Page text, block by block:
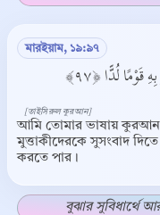
মারইয়াম, ১৯:৯৭
لُدًّا ﴿٩٧﴾
আমি তোমার ভাষায়
মুত্তাকীদেরকে সুসংবাদ
করতে পার।
[তাইসিরুল কুরআন]
বুঝার সুবিধার্থে